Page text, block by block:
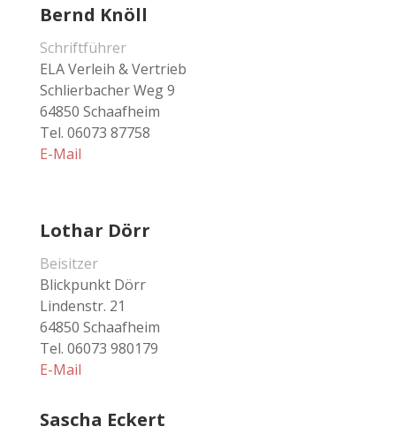
Bernd Knöll
Schriftführer
ELA Verleih & Vertrieb
Schlierbacher Weg 9
64850 Schaafheim
Tel. 06073 87758
E-Mail
Lothar Dörr
Beisitzer
Blickpunkt Dörr
Lindenstr. 21
64850 Schaafheim
Tel. 06073 980179
E-Mail
Sascha Eckert